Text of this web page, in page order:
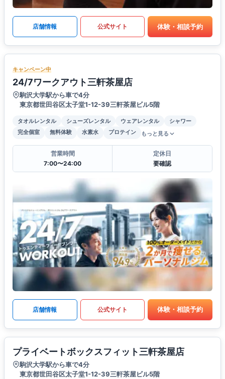
店舗情報 公式サイト 体験・相談予約
キャンペーン中
24/7ワークアウト三軒茶屋店
駒沢大学駅から車で4分
東京都世田谷区太子堂1-12-39三軒茶屋ビル5階
タオルレンタル シューズレンタル ウェアレンタル
シャワー
完全個室
無料体験 水素水 プロテイン もっと見る
営業時間
7:00〜24:00
定休日
要確認
店舗情報 公式サイト 体験・相談予約
プライベートボックスフィット三軒茶屋店
駒沢大学駅から車で4分
東京都世田谷区太子堂1-12-39三軒茶屋ビル5階